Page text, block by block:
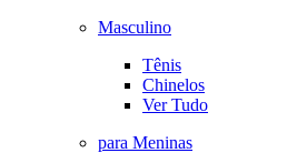
Masculino
Tênis
Chinelos
Ver Tudo
para Meninas